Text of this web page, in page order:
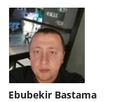
Ebubekir Bastama